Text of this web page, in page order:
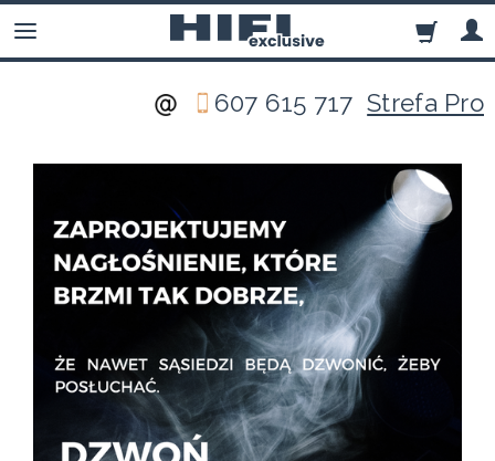
607 615 717Strefa Pro